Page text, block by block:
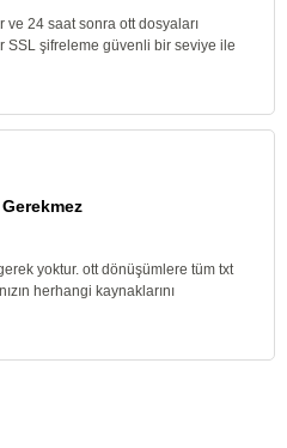
ve 24 saat sonra ott dosyaları
SSL şifreleme güvenli bir seviye ile
yoktur. ott dönüşümlere tüm txt
herhangi kaynaklarını